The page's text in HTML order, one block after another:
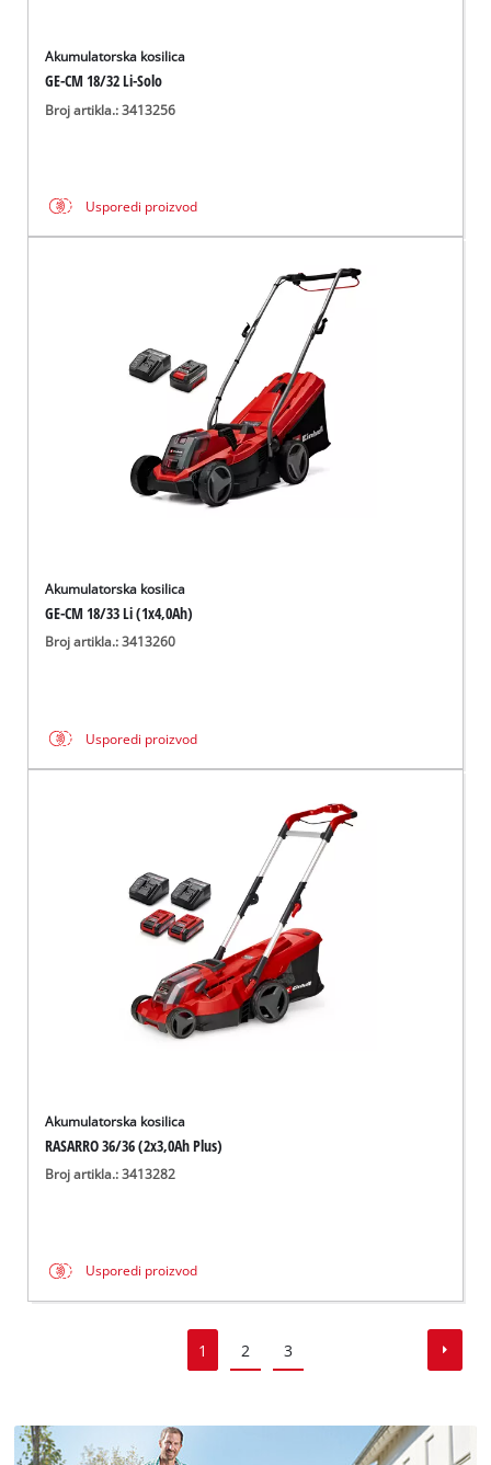
Akumulatorska kosilica
GE-CM 18/32 Li-Solo
Broj artikla.: 3413256
Usporedi proizvod
Akumulatorska kosilica
GE-CM 18/33 Li (1x4,0Ah)
Broj artikla.: 3413260
Usporedi proizvod
Akumulatorska kosilica
RASARRO 36/36 (2x3,0Ah Plus)
Broj artikla.: 3413282
Usporedi proizvod
1 2 3